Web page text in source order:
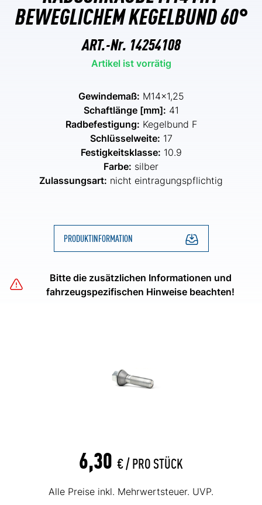
BEWEGLICHEM KEGELBUND 60°
ART.-Nr. 14254108
Artikel ist vorrätig
Gewindemaß: M14x1,25
Schaftlänge [mm]: 41
Radbefestigung: Kegelbund F
Schlüsselweite: 17
Festigkeitsklasse: 10.9
Farbe: silber
Zulassungsart: nicht eintragungspflichtig
PRODUKTINFORMATION
Bitte die zusätzlichen Informationen und
fahrzeugspezifischen Hinweise beachten!
6,30 € /PRO STÜCK
Alle Preise inkl. Mehrwertsteuer. UVP.